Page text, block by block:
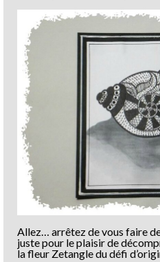
Allez… arrêtez de vous faire
juste pour le plaisir de
la fleur Zetangle du défi